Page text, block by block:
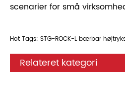
scenarier for små
Hot Tags: STG-ROCK-L bærbar
Relateret kategori